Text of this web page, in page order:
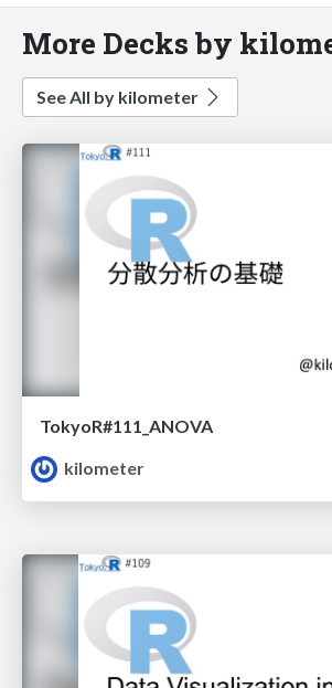
More Decks by
See All by kilometer
TokyoR#111_ANOVA
kilometer